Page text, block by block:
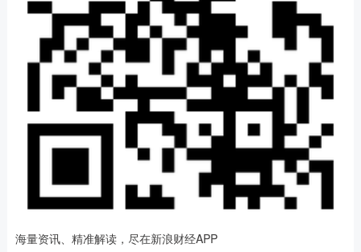
海量资讯、精准解读，尽在新浪财经APP